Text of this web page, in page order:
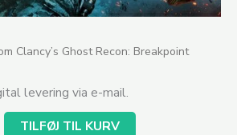
Clancy’s Ghost Recon: Breakpoint
levering via e-mail.
TILFØJ TIL KURV